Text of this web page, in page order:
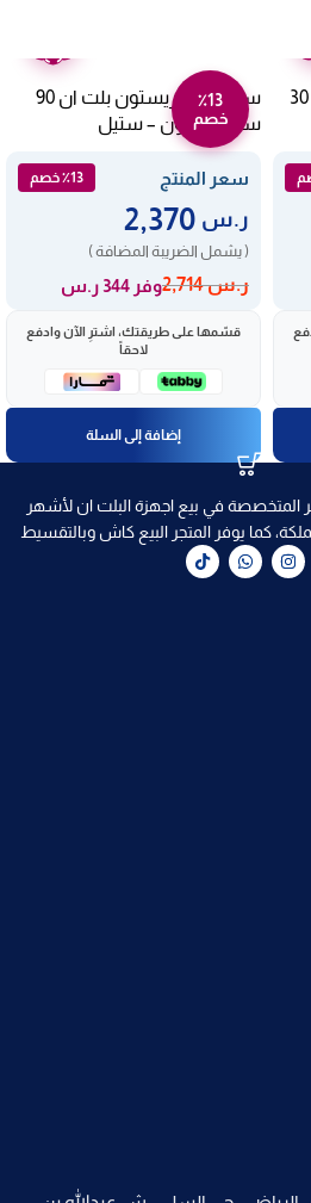
بوتاجاز مسطح كهرباء كاندي 30
٪13
خصم
سطح غاز اريستون بلت ان 90
سم – 5 عيون – ستيل
Pk951tghsa
سعر المنتج
٪13 خصم
ر.س
( يشمل الضريبة المضافة )
ر.س2,714 وفر 344 ر.س
قسّمها على طريقتك، اشترِ الآن وادفع
لاحقاً
إضافة إلى السلة
المتخصصة في بيع اجهزة البلت ان لأشهر
كما يوفر المتجر البيع كاش وبالتقسيط